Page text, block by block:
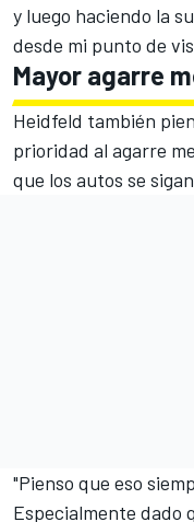
y luego haciendo la
desde mi punto de
Mayor agarre
Heidfeld también
prioridad al agarre
que los autos se
"Pienso que eso
Especialmente dado